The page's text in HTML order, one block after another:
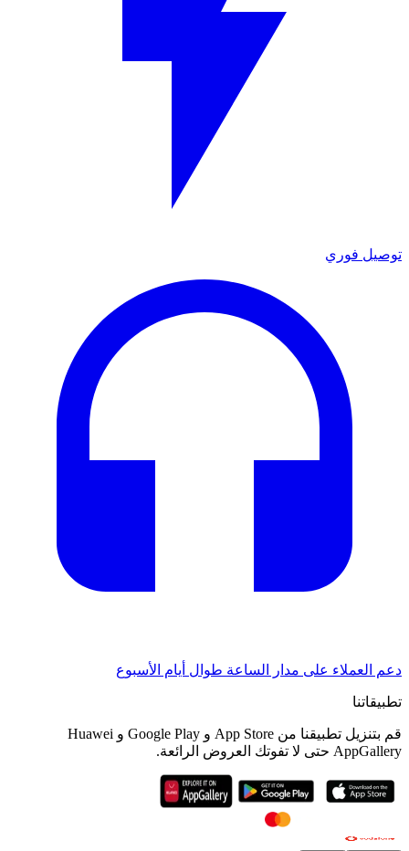
توصيل فوري
دعم العملاء على مدار الساعة طوال أيام الأسبوع
تطبيقاتنا
قم بتنزيل تطبيقنا من App Store و Google Play و Huawei
AppGallery حتى لا تفوتك العروض الرائعة.